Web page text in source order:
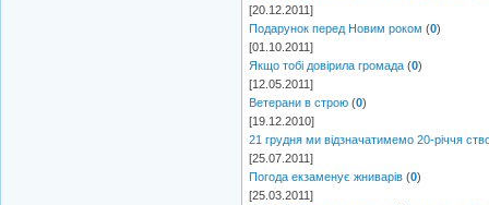
[20.12.2011]
Подарунок перед Новим роком (0)
[01.10.2011]
Якщо тобі довірила громада (0)
[12.05.2011]
Ветерани в строю (0)
[19.12.2010]
21 грудня ми відзначатимемо 20-річчя
[25.07.2011]
Погода екзаменує жниварів (0)
[25.03.2011]